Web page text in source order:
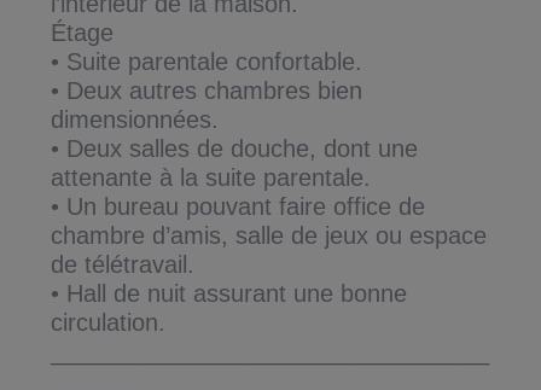
Étage
• Suite parentale confortable.
• Deux autres chambres bien
dimensionnées.
• Deux salles de douche, dont une
attenante à la suite parentale.
• Un bureau pouvant faire office de
chambre d’amis, salle de jeux ou espace
de télétravail.
• Hall de nuit assurant une bonne
circulation.